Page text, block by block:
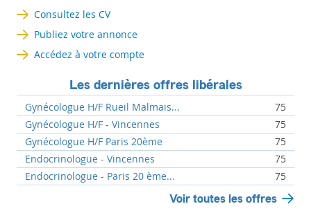
Consultez les CV
Publiez votre annonce
Accédez à votre compte
Les dernières offres libérales
Gynécologue H/F Rueil Malmais...
75
Gynécologue H/F - Vincennes
75
Gynécologue H/F Paris 20ème
75
Endocrinologue - Vincennes
75
Endocrinologue - Paris 20 ème...
75
Voir toutes les offres